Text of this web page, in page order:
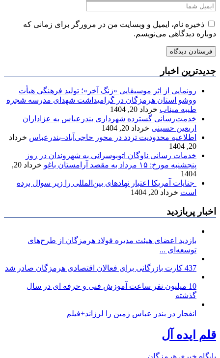
ذخیره نام، ایمیل و وبسایت من در مرورگر برای زمانی که
دوباره دیدگاهی می‌نویسم.
جدیدترین اخبار
رونمایی از اثر موسیقایی «زنگ آخر»؛ تولید فرهنگی هیأت
ووشو استان هرمزگان در گرامیداشت شهدای مدرسه شجره
طیبه میناب خرداد 20, 1404
خدمت‌رسانی گسترده شهرداری بندرعباس به عزاداران
اربعین حسینی خرداد 20, 1404
اطلاعیه محدودیت تردد در محور حاجی‌آباد–بندرعباس خرداد
20, 1404
خدمات رسانی ناوگان اتوبوسرانی به شهروندان در روز
پنجشنبه مورخ: ۱۵ مرداد به مقصد آرامستان باغو
خرداد 20,
1404
جنایات آمریکا اعتبار نهادهای بین‌المللی را زیر سوال برده
است خرداد 20, 1404
اخبار پربازدید
بازدید اعضای هیئت مدیره فولاد هرمزگان از طرح‌های
توسعه‌ای ...
437 کارت بازرگانی برای فعالان اقتصادی هرمزگان صادر شد
10 میلیون نفر ساعت آموزش فنی و حرفه ای در سال
گذشته
انفجار در بندر عباس زمین را لرزاند+فیلم
قلم ایده آل
پایگاه خبری هرمزگان